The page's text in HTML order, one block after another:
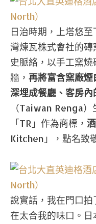
日治時期，上塔悠
灣煉瓦株式會社的
史脈絡，以手工窯燒
牆， 再將富含窯廠
深埋成餐廳、客房內
（Taiwan Renga
「TR」作為商標，
Kitchen」，點名致
說實話，我在門口
在太合我的味口。